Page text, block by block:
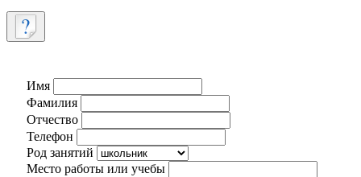
Имя
Фамилия
Отчество
Телефон
Род занятий
Место работы или учебы